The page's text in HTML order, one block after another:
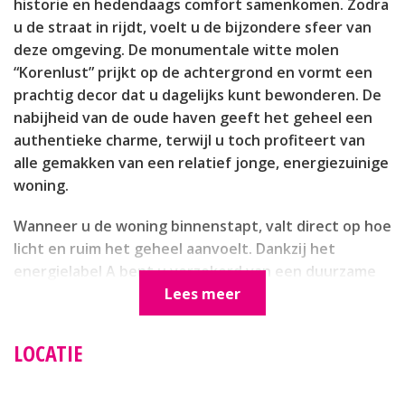
historie en hedendaags comfort samenkomen. Zodra
u de straat in rijdt, voelt u de bijzondere sfeer van
deze omgeving. De monumentale witte molen
“Korenlust” prijkt op de achtergrond en vormt een
prachtig decor dat u dagelijks kunt bewonderen. De
nabijheid van de oude haven geeft het geheel een
authentieke charme, terwijl u toch profiteert van
alle gemakken van een relatief jonge, energiezuinige
woning.
Wanneer u de woning binnenstapt, valt direct op hoe
licht en ruim het geheel aanvoelt. Dankzij het
energielabel A bent u verzekerd van een duurzame
en efficiënte woning, waarin u zowel in de zomer als
in de winter aangenaam woont en waarbij de
vormt een harmonieuze leefruimte waar wonen,
Lees meer
LOCATIE